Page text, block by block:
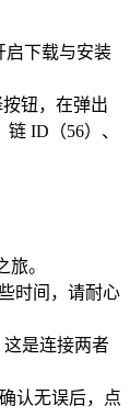
启下载与安装
钮，在弹出
链 ID（56）、
。
时间，请耐心
这是连接两者
认无误后，点